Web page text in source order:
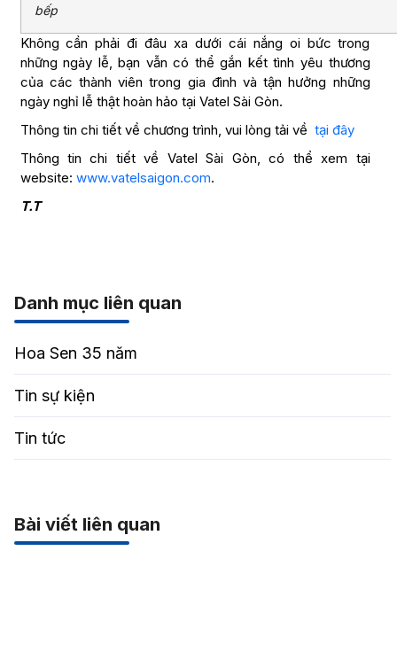
bếp
Không cần phải đi đâu xa dưới cái nắng oi bức trong
những ngày lễ, bạn vẫn có thể gắn kết tình yêu thương
của các thành viên trong gia đình và tận hưởng những
ngày nghỉ lễ thật hoàn hảo tại Vatel Sài Gòn.
Thông tin chi tiết về chương trình, vui lòng tải về tại đây
Thông tin chi tiết về Vatel Sài Gòn, có thể xem tại
website: www.vatelsaigon.com.
T.T
Danh mục liên quan
Hoa Sen 35 năm
Tin sự kiện
Tin tức
Bài viết liên quan